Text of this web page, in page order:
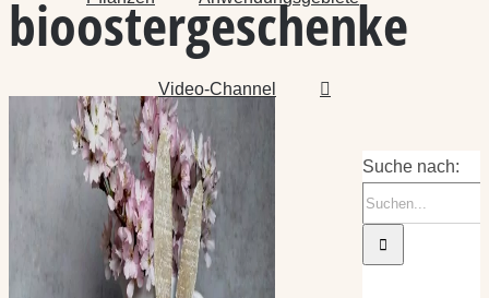
Video-Channel
bioostergeschenke
Suche nach: